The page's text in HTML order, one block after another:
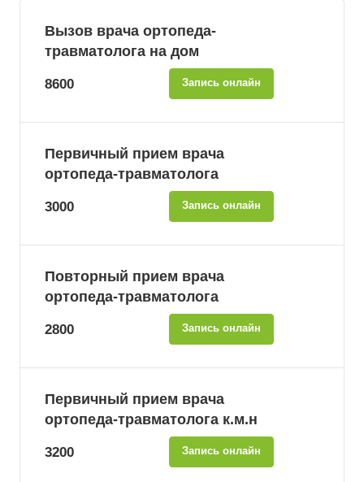
Вызов врача ортопеда-
травматолога на дом
8600 Запись онлайн
Первичный прием врача
ортопеда-травматолога
3000 Запись онлайн
Повторный прием врача
ортопеда-травматолога
2800 Запись онлайн
Первичный прием врача
ортопеда-травматолога к.м.н
3200 Запись онлайн